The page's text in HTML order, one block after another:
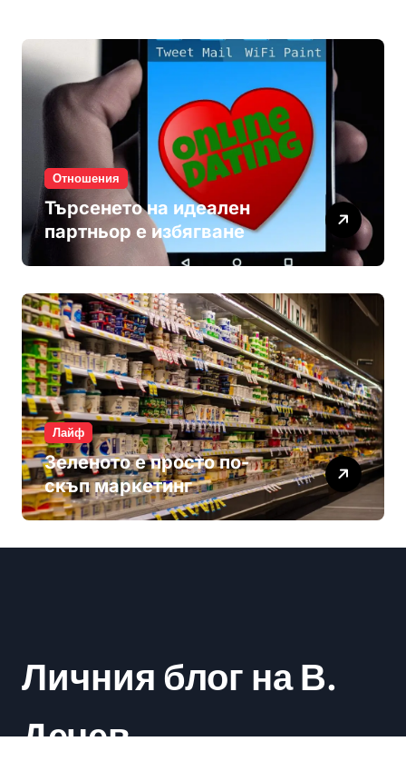
Отношения
Търсенето на идеален
партньор е избягване
Лайф
Зеленото е просто по-
скъп маркетинг
Личния блог на В.
Дечев